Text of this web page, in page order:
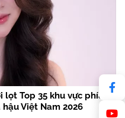
Top 35 khu vực phía
Việt Nam 2026